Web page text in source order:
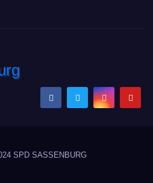
SPD SASSENBURG